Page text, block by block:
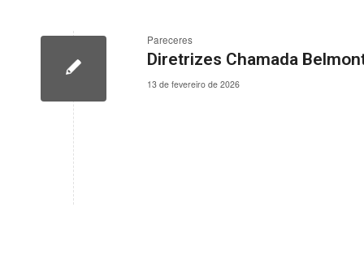
Pareceres
Diretrizes Chamada
13 de fevereiro de 2026